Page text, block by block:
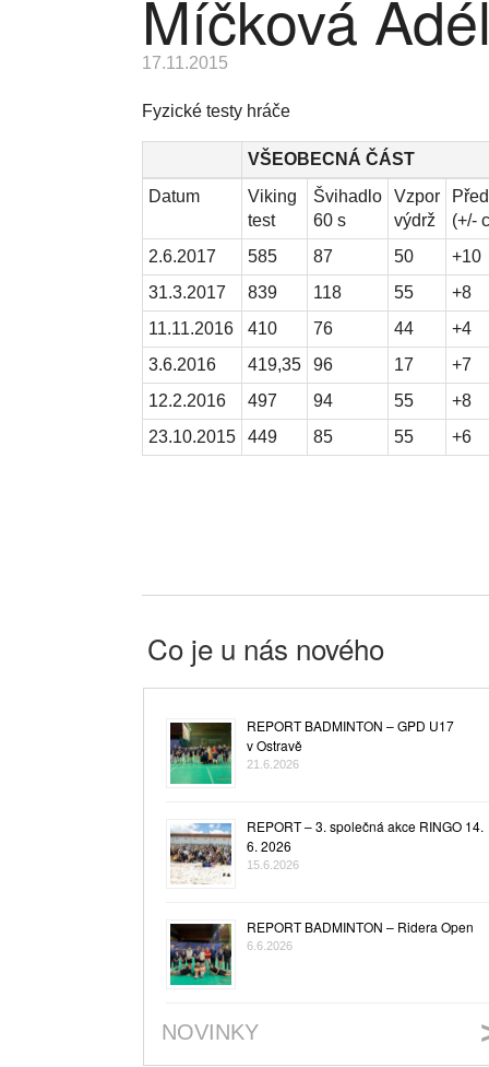
Míčková
17.11.2015
Fyzické testy hráče
VŠEOBECNÁ ČÁST
VŠEOBECNÁ ČÁST
Datum
Viking
test
Švihadlo
60 s
Vzpor
výdrž
(+/-
2.6.2017
585 87 50
+10
31.3.2017
839 118 55
+8
11.11.2016
410 76 44
+4
3.6.2016
419,35 96 17
+7
12.2.2016
497 94 55
+8
23.10.2015
449 85 55 +6
Co je u nás nového
REPORT BADMINTON – GPD U17
v Ostravě
21.6.2026
REPORT – 3. společná akce RINGO 14.
6. 2026
15.6.2026
REPORT BADMINTON – Ridera Open
6.6.2026
NOVINKY